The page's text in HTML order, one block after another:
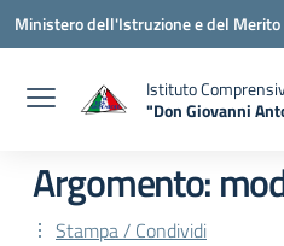
Vai ai contenuti
Vai al menu di navigazione
Vai al footer
Ministero dell'Istruzione e del Merito
Istituto
"Don Giovanni
Argomento:
Stampa / Condividi